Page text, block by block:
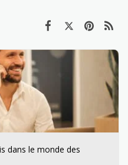
dans le monde des